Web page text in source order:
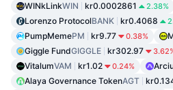
WINkLinkWIN kr0.0002861 2.38%
Lorenzo ProtocolBANK kr0.4068
PumpMemePM kr9.77 0.38%
Giggle FundGIGGLE kr302.97
VitalumVAM kr1.02 0.24%
Alaya Governance TokenAGT